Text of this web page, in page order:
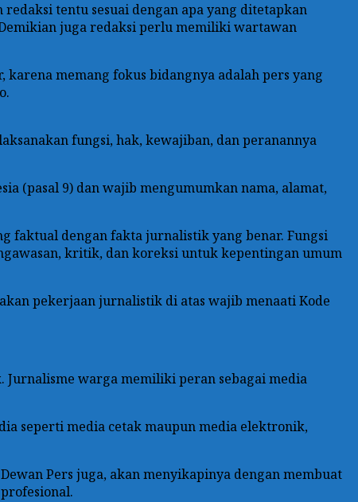
tentu sesuai dengan apa yang ditetapkan
juga redaksi perlu memiliki wartawan
memang fokus bidangnya adalah pers yang
fungsi, hak, kewajiban, dan peranannya
(pasal 9) dan wajib mengumumkan nama, alamat,
faktual dengan fakta jurnalistik yang benar. Fungsi
kritik, dan koreksi untuk kepentingan umum
pekerjaan jurnalistik di atas wajib menaati Kode
warga memiliki peran sebagai media
seperti media cetak maupun media elektronik,
Pers juga, akan menyikapinya dengan membuat